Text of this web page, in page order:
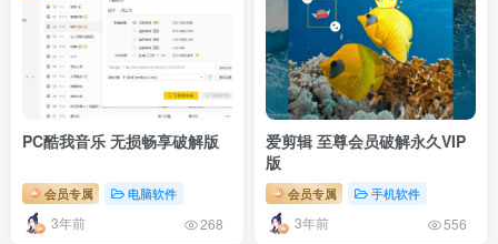
PC酷我音乐 无损畅享破解版
会员专属 电脑软件
3年前 268
爱剪辑 至尊会员破解永久VIP
版
会员专属 手机软件
3年前 556